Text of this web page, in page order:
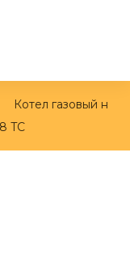
Котел газовый н
TC